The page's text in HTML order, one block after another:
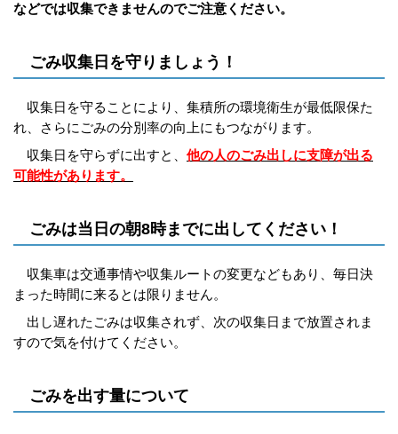
などでは収集できませんのでご注意ください。
ごみ収集日を守りましょう！
収集日を守ることにより、集積所の環境衛生が最低限保た
れ、さらにごみの分別率の向上にもつながります。
収集日を守らずに出すと、 他の人のごみ出しに支障が出る
可能性があります。
ごみは当日の朝8時までに出してください！
収集車は交通事情や収集ルートの変更などもあり、毎日決
まった時間に来るとは限りません。
出し遅れたごみは収集されず、次の収集日まで放置されま
すので気を付けてください。
ごみを出す量について